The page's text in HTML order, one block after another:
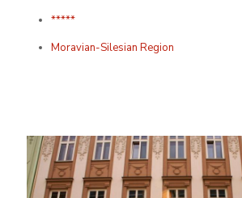
*****
Moravian-Silesian Region